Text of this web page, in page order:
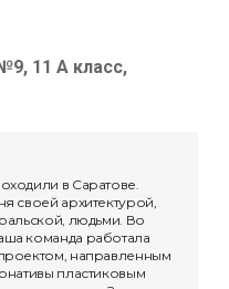
11 А класс,
в Саратове.
своей архитектурой,
людьми. Во
команда работала
направленным
пластиковым